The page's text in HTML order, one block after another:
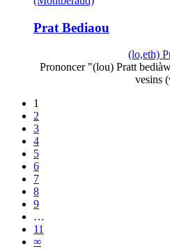
Prat Bediaou
(lo,eth)
Prononcer "(lou) Pratt
vesins
1
2
3
4
5
6
7
8
9
…
11
∞